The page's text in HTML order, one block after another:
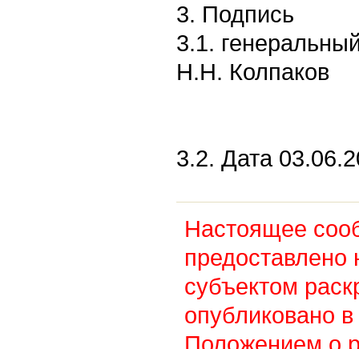
3. Подпись
3.1.
Н.Н. Колпаков
3.2. Дата
Настоящее
предоставлено
субъектом
опубликовано в